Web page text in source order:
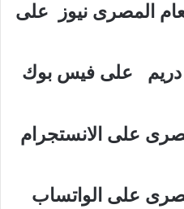
المصرى نيوز على
دريم على فيس بوك
على الانستجرام
على الواتساب